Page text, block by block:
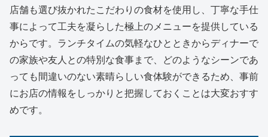
店舗も選び抜かれたこだわりの食材を使用し、丁寧な手仕
事によって工夫を凝らした極上のメニューを提供している
からです。ランチタイムの気軽なひとときからディナーで
の家族や友人との特別な食事まで、どのようなシーンであ
っても間違いのない素晴らしい食体験ができるため、事前
にお店の情報をしっかりと把握しておくことは大変おすす
めです。